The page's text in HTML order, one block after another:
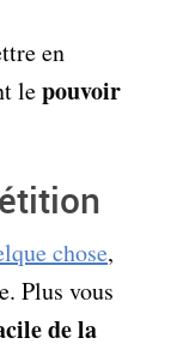
en
lepouvoir
chose,
Plus vous
de la